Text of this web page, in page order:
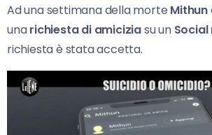
Ad una settimana della morte Mithun
unarichiesta di amiciziasu un
richiesta è stata accetta.